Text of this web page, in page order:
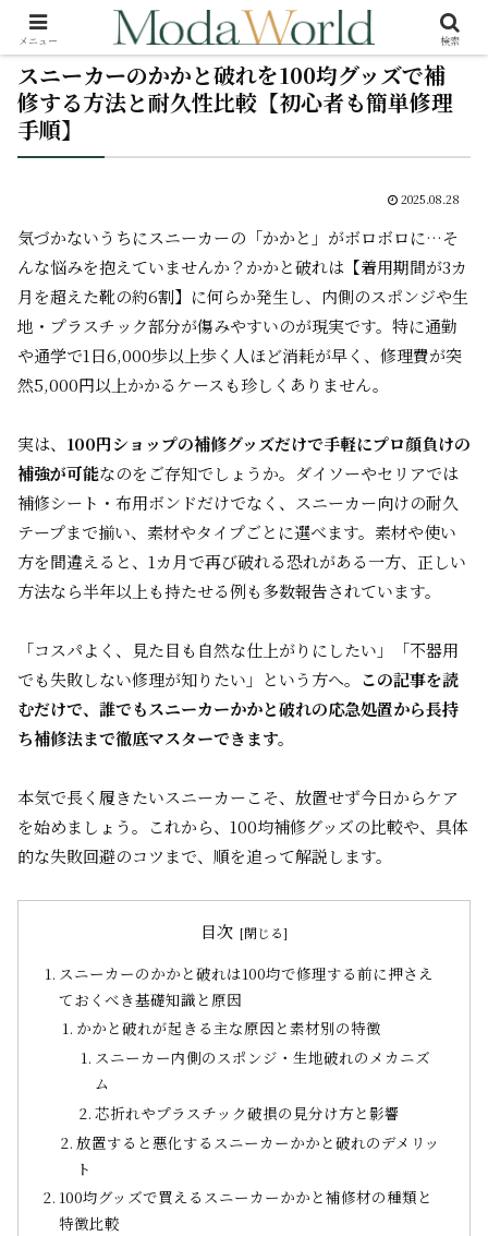
スニーカーのかかと破れを100均グッズで補
修する方法と耐久性比較【初心者も簡単修理
手順】
2025.08.28
気づかないうちにスニーカーの「かかと」がボロボロに…そ
んな悩みを抱えていませんか？かかと破れは【着用期間が3カ
月を超えた靴の約6割】に何らか発生し、内側のスポンジや生
地・プラスチック部分が傷みやすいのが現実です。特に通勤
や通学で1日6,000歩以上歩く人ほど消耗が早く、修理費が突
然5,000円以上かかるケースも珍しくありません。
実は、 100円ショップの補修グッズだけで手軽にプロ顔負けの
補強が可能なのをご存知でしょうか。ダイソーやセリアでは
補修シート・布用ボンドだけでなく、スニーカー向けの耐久
テープまで揃い、素材やタイプごとに選べます。素材や使い
方を間違えると、1カ月で再び破れる恐れがある一方、正しい
方法なら半年以上も持たせる例も多数報告されています。
「コスパよく、見た目も自然な仕上がりにしたい」「不器用
でも失敗しない修理が知りたい」という方へ。 この記事を読
むだけで、誰でもスニーカーかかと破れの応急処置から長持
ち補修法まで徹底マスターできます。
本気で長く履きたいスニーカーこそ、放置せず今日からケア
を始めましょう。これから、100均補修グッズの比較や、具体
的な失敗回避のコツまで、順を追って解説します。
目次
スニーカーのかかと破れは100均で修理する前に押さえ
ておくべき基礎知識と原因
かかと破れが起きる主な原因と素材別の特徴
スニーカー内側のスポンジ・生地破れのメカニズ
ム
芯折れやプラスチック破損の見分け方と影響
放置すると悪化するスニーカーかかと破れのデメリッ
ト
100均グッズで買えるスニーカーかかと補修材の種類と
特徴比較
メニュー 検索